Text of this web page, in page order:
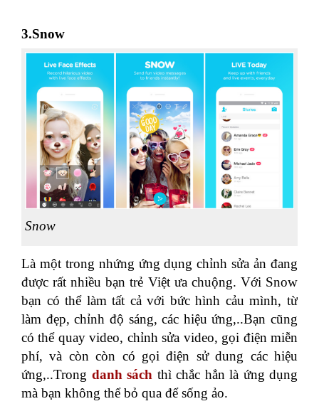
3.Snow
Snow
Là một trong nhứng ứng dụng chỉnh sửa ản đang
được rất nhiều bạn trẻ Việt ưa chuộng. Với Snow
bạn có thể làm tất cả với bức hình cảu mình, từ
làm đẹp, chỉnh độ sáng, các hiệu ứng,..Bạn cũng
có thể quay video, chỉnh sửa video, gọi điện miễn
phí, và còn còn có gọi điện sử dung các hiệu
ứng,..Trong danh sách thì chắc hẳn là ứng dụng
mà bạn không thể bỏ qua để sống ảo.